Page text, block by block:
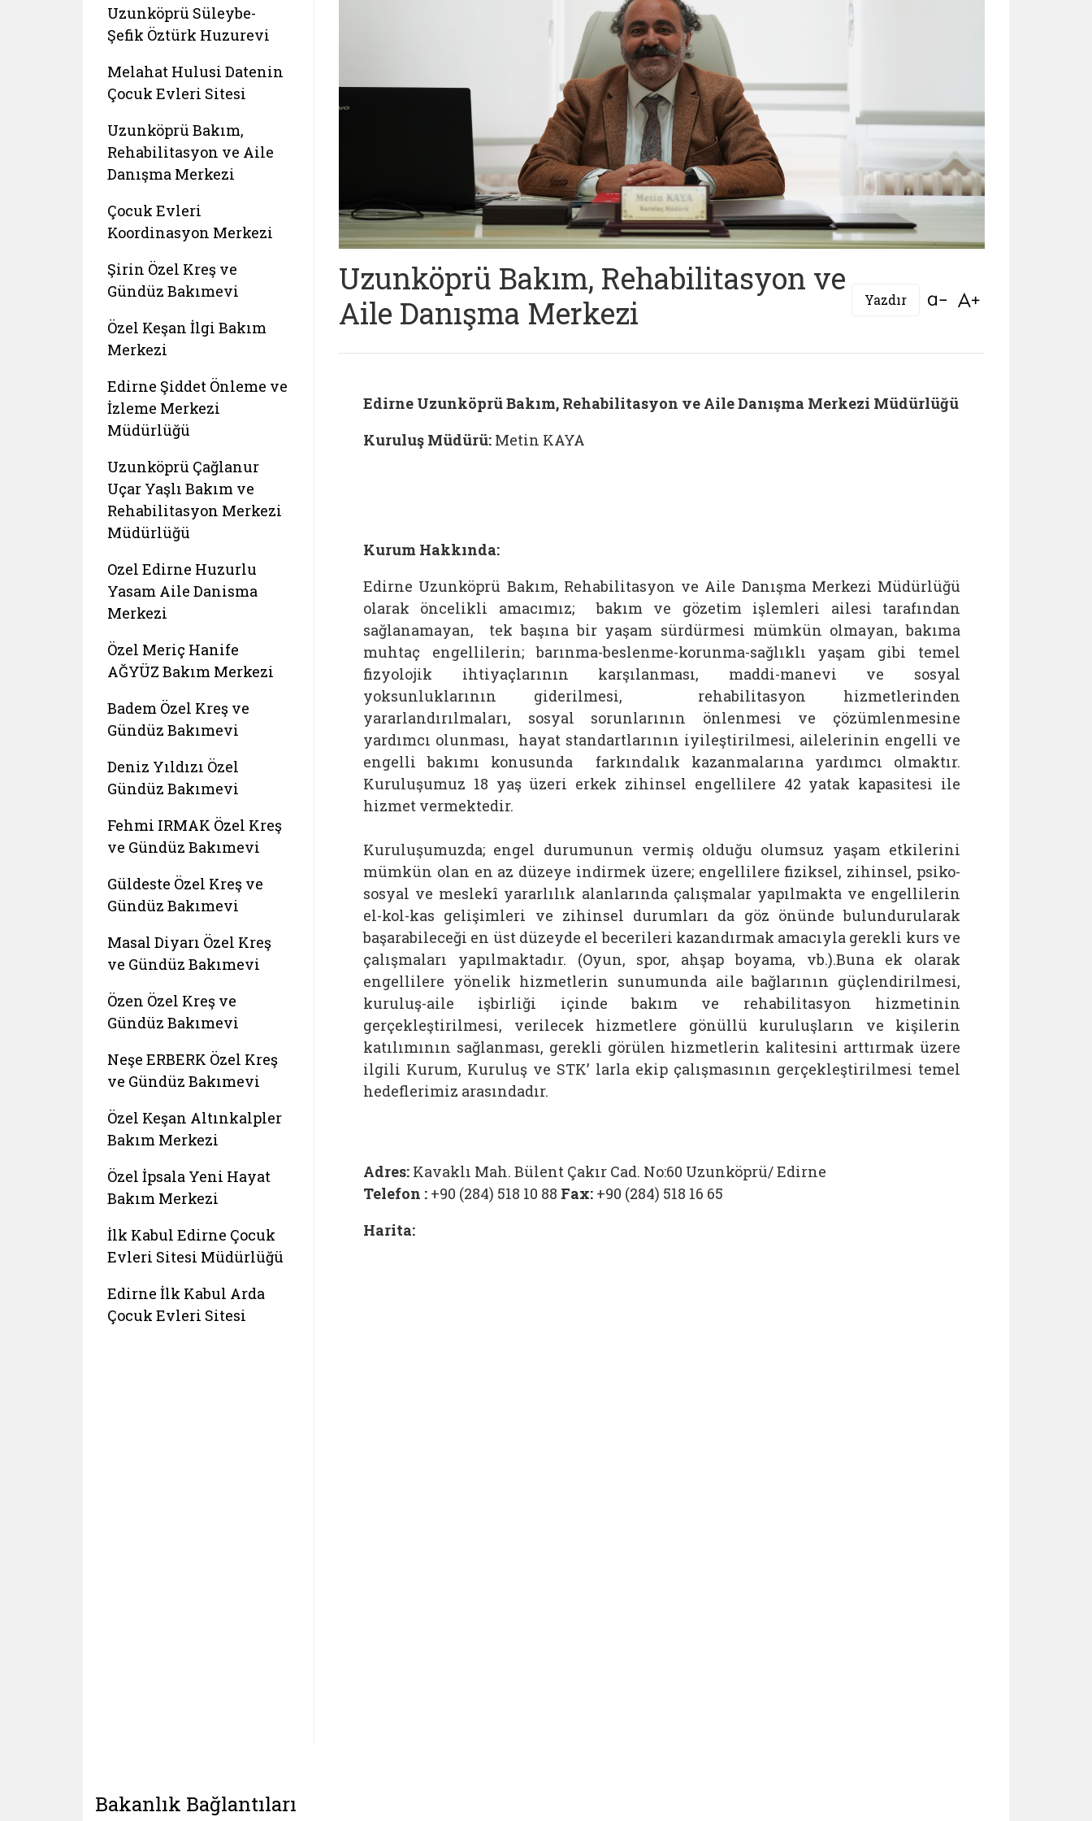
Uzunköprü Süleybe-
Şefik Öztürk Huzurevi
Melahat Hulusi Datenin
Çocuk Evleri Sitesi
Uzunköprü Bakım,
Rehabilitasyon ve Aile
Danışma Merkezi
Çocuk Evleri
Koordinasyon Merkezi
Şirin Özel Kreş ve
Gündüz Bakımevi
Özel Keşan İlgi Bakım
Merkezi
Edirne Şiddet Önleme ve
İzleme Merkezi
Müdürlüğü
Uzunköprü Çağlanur
Uçar Yaşlı Bakım ve
Rehabilitasyon Merkezi
Müdürlüğü
Ozel Edirne Huzurlu
Yasam Aile Danisma
Merkezi
Özel Meriç Hanife
AĞYÜZ Bakım Merkezi
Badem Özel Kreş ve
Gündüz Bakımevi
Deniz Yıldızı Özel
Gündüz Bakımevi
Fehmi IRMAK Özel Kreş
ve Gündüz Bakımevi
Güldeste Özel Kreş ve
Gündüz Bakımevi
Masal Diyarı Özel Kreş
ve Gündüz Bakımevi
Özen Özel Kreş ve
Gündüz Bakımevi
Neşe ERBERK Özel Kreş
ve Gündüz Bakımevi
Özel Keşan Altınkalpler
Bakım Merkezi
Özel İpsala Yeni Hayat
Bakım Merkezi
İlk Kabul Edirne Çocuk
Evleri Sitesi Müdürlüğü
Edirne İlk Kabul Arda
Çocuk Evleri Sitesi
Uzunköprü Bakım, Rehabilitasyon ve
Aile Danışma Merkezi
Yazdır Bağlantıyı aç
Edirne Uzunköprü Bakım, Rehabilitasyon ve Aile Danışma Merkezi Müdürlüğü
Kuruluş Müdürü: Metin KAYA
Kurum Hakkında:
Edirne Uzunköprü Bakım, Rehabilitasyon ve Aile Danışma Merkezi Müdürlüğü
olarak öncelikli amacımız; bakım ve gözetim işlemleri ailesi tarafından
sağlanamayan, tek başına bir yaşam sürdürmesi mümkün olmayan, bakıma
muhtaç engellilerin; barınma-beslenme-korunma-sağlıklı yaşam gibi temel
fizyolojik ihtiyaçlarının karşılanması, maddi-manevi ve sosyal
yoksunluklarının giderilmesi, rehabilitasyon hizmetlerinden
yararlandırılmaları, sosyal sorunlarının önlenmesi ve çözümlenmesine
yardımcı olunması, hayat standartlarının iyileştirilmesi, ailelerinin engelli ve
engelli bakımı konusunda farkındalık kazanmalarına yardımcı olmaktır.
Kuruluşumuz 18 yaş üzeri erkek zihinsel engellilere 42 yatak kapasitesi ile
hizmet vermektedir.
Kuruluşumuzda; engel durumunun vermiş olduğu olumsuz yaşam etkilerini
mümkün olan en az düzeye indirmek üzere; engellilere fiziksel, zihinsel, psiko-
sosyal ve meslekî yararlılık alanlarında çalışmalar yapılmakta ve engellilerin
el-kol-kas gelişimleri ve zihinsel durumları da göz önünde bulundurularak
başarabileceği en üst düzeyde el becerileri kazandırmak amacıyla gerekli kurs ve
çalışmaları yapılmaktadır. (Oyun, spor, ahşap boyama, vb.).Buna ek olarak
engellilere yönelik hizmetlerin sunumunda aile bağlarının güçlendirilmesi,
kuruluş-aile işbirliği içinde bakım ve rehabilitasyon hizmetinin
gerçekleştirilmesi, verilecek hizmetlere gönüllü kuruluşların ve kişilerin
katılımının sağlanması, gerekli görülen hizmetlerin kalitesini arttırmak üzere
ilgili Kurum, Kuruluş ve STK’ larla ekip çalışmasının gerçekleştirilmesi temel
hedeflerimiz arasındadır.
Adres: Kavaklı Mah. Bülent Çakır Cad. No:60 Uzunköprü/ Edirne
Telefon : +90 (284) 518 10 88 Fax: +90 (284) 518 16 65
Harita:
Bakanlık Bağlantıları